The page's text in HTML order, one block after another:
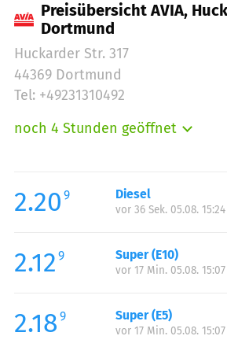
Preisübersicht AVIA,
Dortmund
Huckarder Str. 317
44369 Dortmund
Tel: +49231310492
noch 4 Stunden geöffnet
Mittwoch:
Donnerstag:
Samstag:
Sonntag:
2.20 9 Diesel
vor 36 Sek. 05.08.
2.12 9 Super (E10)
vor 17 Min. 05.08.
2.18 9 Super (E5)
vor 17 Min. 05.08.